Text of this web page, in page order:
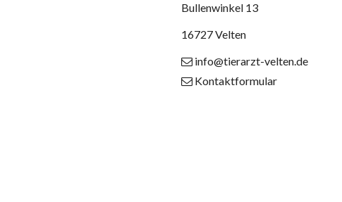
Bullenwinkel 13
16727 Velten
info@tierarzt-velten.de
Kontaktformular